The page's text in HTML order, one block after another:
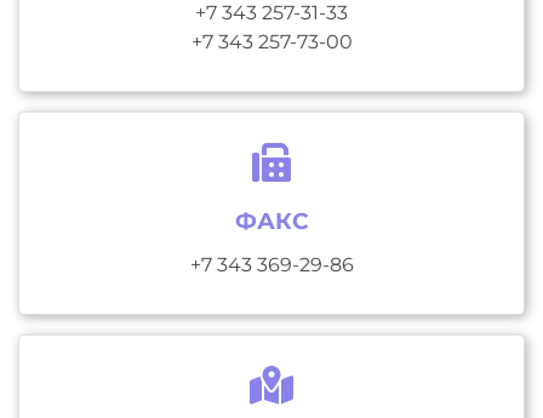
+7 343 257-31-33
+7 343 257-73-00
ФАКС
+7 343 369-29-86